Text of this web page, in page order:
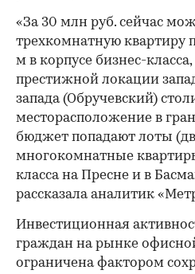
«За 30 млн руб. сейчас
трехкомнатную квартиру
м в корпусе бизнес-
престижной локации
запада (Обручевский)
месторасположение в
бюджет попадают лоты
многокомнатные
класса на Пресне и в
рассказала аналитик
Инвестиционная
граждан на рынке
ограничена фактором